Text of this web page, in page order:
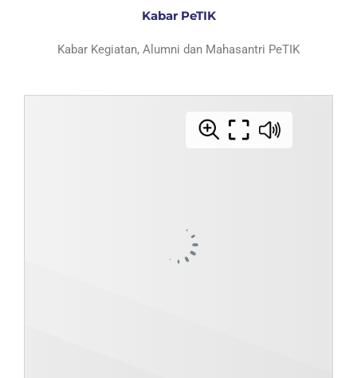
Kabar PeTIK
Kabar Kegiatan, Alumni dan Mahasantri PeTIK